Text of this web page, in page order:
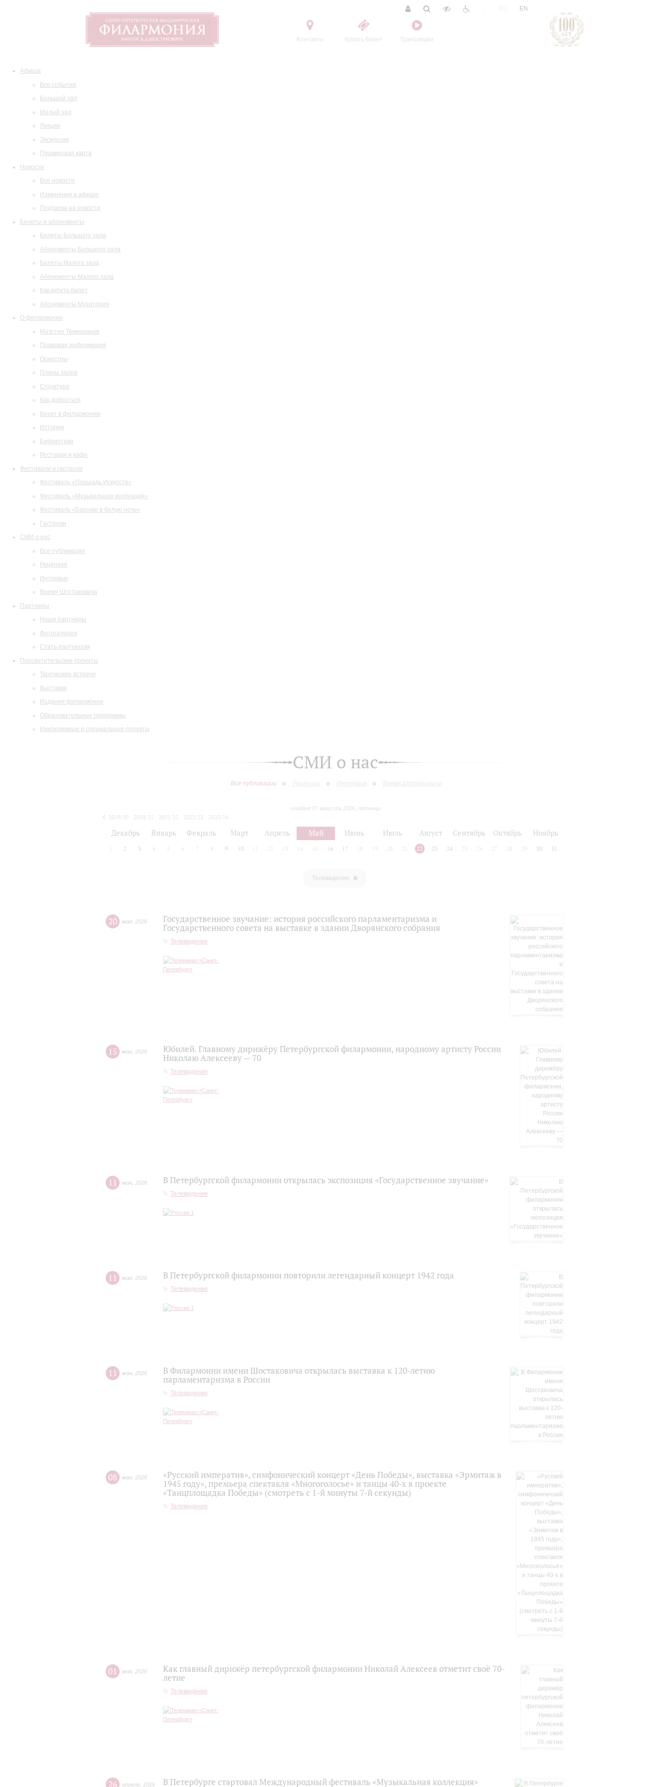
Контакты Купить билет Трансляции
EN
Афиша
Все события
Большой зал
Малый зал
Лекции
Экскурсии
Пушкинская карта
Новости
Все новости
Изменения в афише
Подписка на новости
Билеты и абонементы
Билеты Большого зала
Абонементы Большого зала
Билеты Малого зала
Абонементы Малого зала
Как купить билет
Абонементы Музитория
О филармонии
Маэстро Темирканов
Правовая информация
Оркестры
Планы залов
Структура
Как добраться
Визит в филармонию
История
Библиотека
Ресторан и кафе
Фестивали и гастроли
Фестиваль «Площадь Искусств»
Фестиваль «Музыкальная коллекция»
Фестиваль «Барокко в белую ночь»
Гастроли
СМИ о нас
Все публикации
Рецензии
Интервью
Время Шостаковича
Партнеры
Наши партнеры
Фотогалерея
Стать партнером
Просветительские проекты
Творческие встречи
Выставки
Издания филармонии
Образовательные программы
Инклюзивные и специальные проекты
СМИ о нас
Все публикации Рецензии Интервью Время Шостаковича
сегодня 07 августа 2026, пятница
2019/20 2020/21 2021/22 2022/23
2023/24
Декабрь Январь Февраль Март Апрель Май Июнь Июль Август Сентябрь Октябрь Ноябрь
2 3 4 5 6 7 8 9 10 12 13 14 15 16 17 18 19 20 21 22 23 24 25 26 27 28 29 30 31
Телевидение
20 мая 2026
Государственное звучание: история российского парламентаризма и
Государственного совета на выставке в здании Дворянского собрания
Телевидение
15 мая 2026
Юбилей. Главному дирижёру Петербургской филармонии, народному артисту России
Николаю Алексееву — 70
Телевидение
11 мая 2026 В Петербургской филармонии открылась экспозиция «Государственное звучание»
Телевидение
11 мая 2026 В Петербургской филармонии повторили легендарный концерт 1942 года
Телевидение
11 мая 2026
В Филармонии имени Шостаковича открылась выставка к 120-летию
парламентаризма в России
Телевидение
08 мая 2026
«Русский императив», симфонический концерт «День Победы», выставка «Эрмитаж в
1945 году», премьера спектакля «Многоголосье» и танцы 40-х в проекте
«Танцплощадка Победы» (смотреть с 1-й минуты 7-й секунды)
Телевидение
01 мая 2026
Как главный дирижёр петербургской филармонии Николай Алексеев отметит своё 70-
летие
Телевидение
26 апреля 2026 В Петербурге стартовал Международный фестиваль «Музыкальная коллекция»